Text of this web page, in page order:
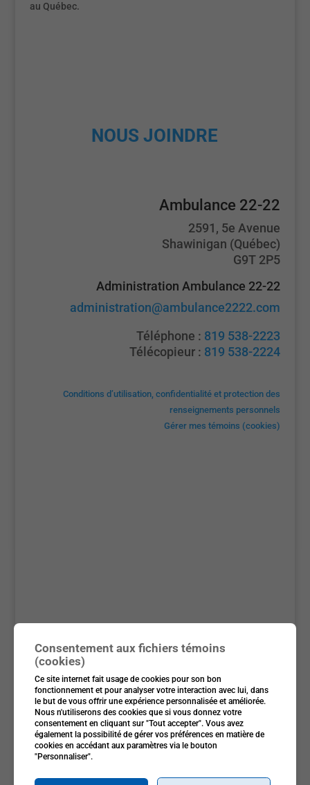
au Québec.
NOUS JOINDRE
Ambulance 22-22
2591, 5e Avenue
Shawinigan (Québec)
G9T 2P5
Administration Ambulance 22-22
administration@ambulance2222.com
Téléphone : 819 538-2223
Télécopieur : 819 538-2224
Conditions d’utilisation, confidentialité et protection des
renseignements personnels
Gérer mes témoins (cookies)
Consentement aux fichiers témoins
(cookies)
Ce site internet fait usage de cookies pour son bon
fonctionnement et pour analyser votre interaction avec lui, dans
le but de vous offrir une expérience personnalisée et améliorée.
Nous n'utiliserons des cookies que si vous donnez votre
consentement en cliquant sur "Tout accepter". Vous avez
également la possibilité de gérer vos préférences en matière de
cookies en accédant aux paramètres via le bouton
"Personnaliser".